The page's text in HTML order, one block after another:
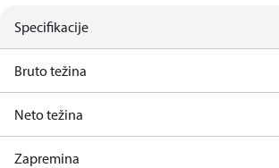
Specifikacije
Bruto težina
Neto težina
Zapremina